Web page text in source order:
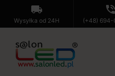
local_shipping
Wysyłka od 24H
phone_in_talk
(+48)